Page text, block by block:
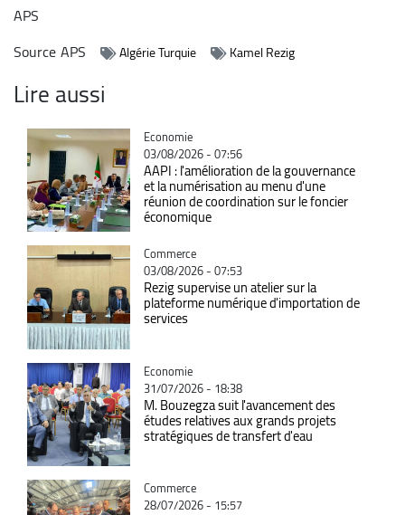
APS
SourceAPS Algérie Turquie Kamel Rezig
Lire aussi
Catégorie
Economie
03/08/2026 - 07:56
AAPI : l'amélioration de la gouvernance
et la numérisation au menu d'une
réunion de coordination sur le foncier
économique
Catégorie
Commerce
03/08/2026 - 07:53
Rezig supervise un atelier sur la
plateforme numérique d'importation de
services
Catégorie
Economie
31/07/2026 - 18:38
M. Bouzegza suit l'avancement des
études relatives aux grands projets
stratégiques de transfert d'eau
Catégorie
Commerce
28/07/2026 - 15:57